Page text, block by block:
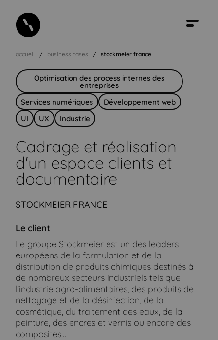
accueil business cases stockmeier france
Optimisation des process internes des
entreprises
Services numériques
Développement web
UI
UX Industrie
Cadrage et réalisation
d'un espace clients et
documentaire
STOCKMEIER FRANCE
Le client
Le groupe Stockmeier est un des leaders
européens de la formulation et de la
distribution de produits chimiques destinés à
de nombreux secteurs industriels tels que
l’industrie agro-alimentaires, des produits de
nettoyage et de la désinfection, de la
cosmétique, du traitement des eaux, de la
peinture, des encres et vernis ou encore des
composites…